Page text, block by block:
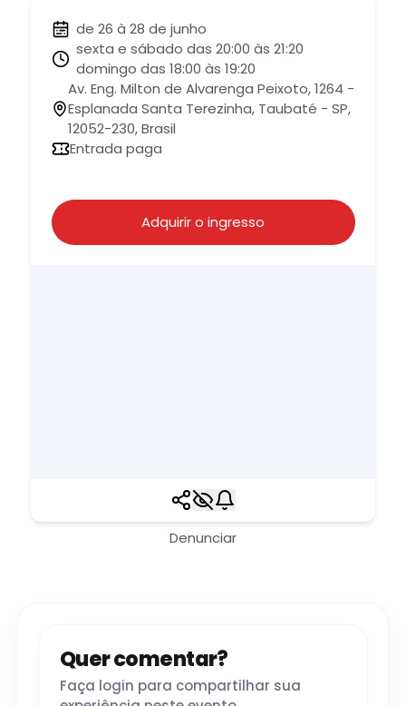
de 26 à 28 de junho
sexta e sábado das 20:00 às 21:20
domingo das 18:00 às 19:20
Av. Eng. Milton de Alvarenga Peixoto, 1264 -
Esplanada Santa Terezinha, Taubaté - SP,
12052-230, Brasil
Entrada paga
Adquirir o ingresso
Denunciar
Quer comentar?
Faça login para compartilhar sua